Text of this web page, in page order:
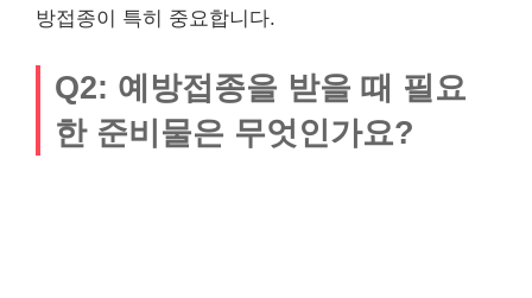
방접종이 특히 중요합니다.
Q2: 예방접종을 받을 때 필요
한 준비물은 무엇인가요?